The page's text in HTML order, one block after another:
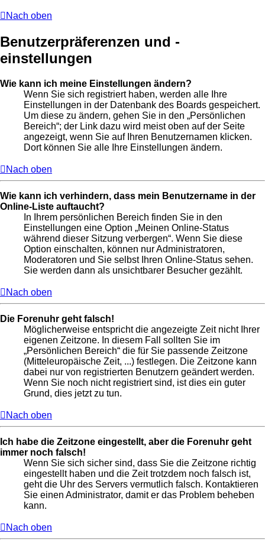
Nach oben
Benutzerpräferenzen und -
einstellungen
Wie kann ich meine Einstellungen ändern?
Wenn Sie sich registriert haben, werden alle Ihre
Einstellungen in der Datenbank des Boards gespeichert.
Um diese zu ändern, gehen Sie in den „Persönlichen
Bereich“; der Link dazu wird meist oben auf der Seite
angezeigt, wenn Sie auf Ihren Benutzernamen klicken.
Dort können Sie alle Ihre Einstellungen ändern.
Nach oben
Wie kann ich verhindern, dass mein Benutzername in der
Online-Liste auftaucht?
In Ihrem persönlichen Bereich finden Sie in den
Einstellungen eine Option „Meinen Online-Status
während dieser Sitzung verbergen“. Wenn Sie diese
Option einschalten, können nur Administratoren,
Moderatoren und Sie selbst Ihren Online-Status sehen.
Sie werden dann als unsichtbarer Besucher gezählt.
Nach oben
Die Forenuhr geht falsch!
Möglicherweise entspricht die angezeigte Zeit nicht Ihrer
eigenen Zeitzone. In diesem Fall sollten Sie im
„Persönlichen Bereich“ die für Sie passende Zeitzone
(Mitteleuropäische Zeit, ...) festlegen. Die Zeitzone kann
dabei nur von registrierten Benutzern geändert werden.
Wenn Sie noch nicht registriert sind, ist dies ein guter
Grund, dies jetzt zu tun.
Nach oben
Ich habe die Zeitzone eingestellt, aber die Forenuhr geht
immer noch falsch!
Wenn Sie sich sicher sind, dass Sie die Zeitzone richtig
eingestellt haben und die Zeit trotzdem noch falsch ist,
geht die Uhr des Servers vermutlich falsch. Kontaktieren
Sie einen Administrator, damit er das Problem beheben
kann.
Nach oben